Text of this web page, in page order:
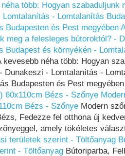
több: Hogyan szabaduljunk
Lomtalanítás - Lomtalanítás
Budapesten és Pest megyében
meg a felesleges bútoroktól? -
Budapest és környékén -
kevesebb néha több: Hogyan
Dunakeszi - Lomtalanítás -
Budapesten és Pest
60x110cm Bézs - Szőnye
Bézs - Szőnye Modern
Fedezze fel otthona új
amely tökéletes
területek szerint - Töltőanyag
- Töltőanyag Bútoriparba,